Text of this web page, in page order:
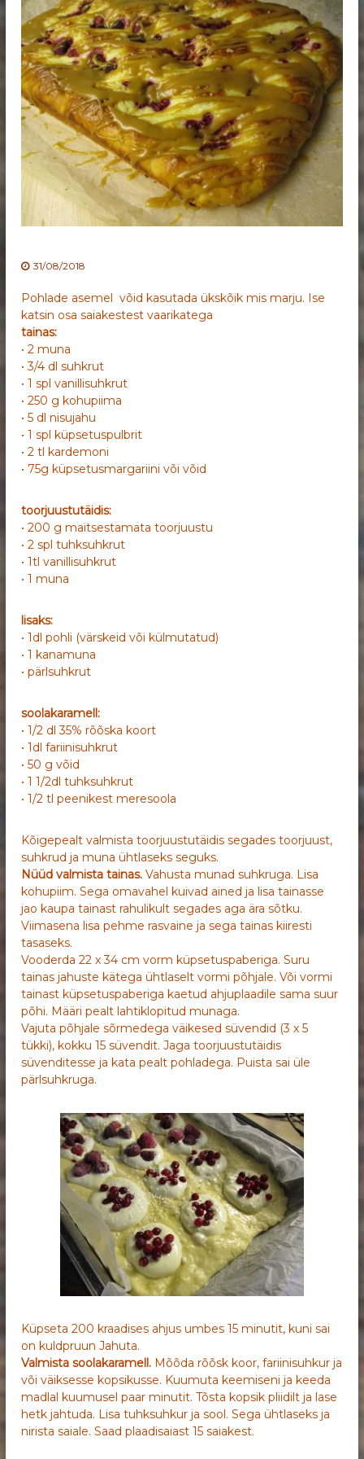
31/08/2018
Pohlade asemel võid kasutada ükskõik mis marju. Ise
katsin osa saiakestest vaarikatega
tainas:
• 2 muna
• 3/4 dl suhkrut
• 1 spl vanillisuhkrut
• 250 g kohupiima
• 5 dl nisujahu
• 1 spl küpsetuspulbrit
• 2 tl kardemoni
• 75g küpsetusmargariini või võid
toorjuustutäidis:
• 200 g maitsestamata toorjuustu
• 2 spl tuhksuhkrut
• 1tl vanillisuhkrut
• 1 muna
lisaks:
• 1dl pohli (värskeid või külmutatud)
• 1 kanamuna
• pärlsuhkrut
soolakaramell:
• 1/2 dl 35% rõõska koort
• 1dl fariinisuhkrut
• 50 g võid
• 1 1/2dl tuhksuhkrut
• 1/2 tl peenikest meresoola
Kõigepealt valmista toorjuustutäidis segades toorjuust,
suhkrud ja muna ühtlaseks seguks.
Nüüd valmista tainas. Vahusta munad suhkruga. Lisa
kohupiim. Sega omavahel kuivad ained ja lisa tainasse
jao kaupa tainast rahulikult segades aga ära sõtku.
Viimasena lisa pehme rasvaine ja sega tainas kiiresti
tasaseks.
Vooderda 22 x 34 cm vorm küpsetuspaberiga. Suru
tainas jahuste kätega ühtlaselt vormi põhjale. Või vormi
tainast küpsetuspaberiga kaetud ahjuplaadile sama suur
põhi. Määri pealt lahtiklopitud munaga.
Vajuta põhjale sõrmedega väikesed süvendid (3 x 5
tükki), kokku 15 süvendit. Jaga toorjuustutäidis
süvenditesse ja kata pealt pohladega. Puista sai üle
pärlsuhkruga.
Küpseta 200 kraadises ahjus umbes 15 minutit, kuni sai
on kuldpruun Jahuta.
Valmista soolakaramell. Mõõda rõõsk koor, fariinisuhkur ja
või väiksesse kopsikusse. Kuumuta keemiseni ja keeda
madlal kuumusel paar minutit. Tõsta kopsik pliidilt ja lase
hetk jahtuda. Lisa tuhksuhkur ja sool. Sega ühtlaseks ja
nirista saiale. Saad plaadisaiast 15 saiakest.